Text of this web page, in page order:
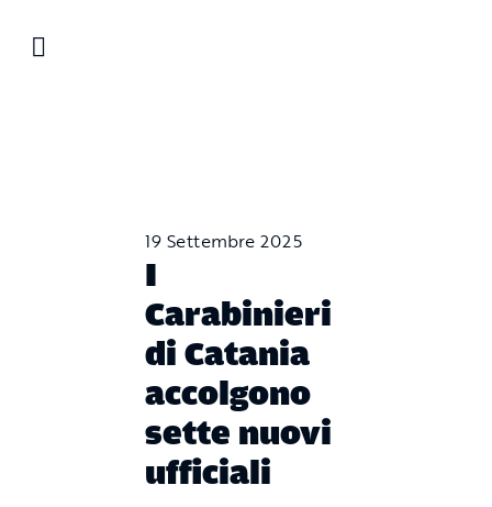
19 Settembre 2025
I
Carabinieri
di Catania
accolgono
sette nuovi
ufficiali